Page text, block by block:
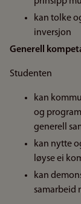
kan tolke
inversjon
Generell
Studenten
kan
og
generell
kan nytte
løyse ei
kan
samarbeid